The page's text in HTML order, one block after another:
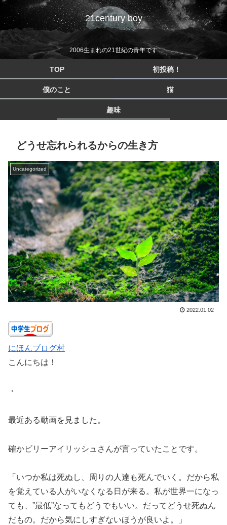
21century boy
2006生まれの21世紀の青年です
TOP 初投稿！
僕のこと 猫
趣味
どうせ忘れられるからの生き方
Uncategorized
2022.01.02
にほんブログ村
こんにちは！
・
最近ある動画を見ました。
確かビリーアイリッシュさんが言っていたことです。
「いつか私は死ぬし、周りの人達も死んでいく。だから私
を覚えている人がいなくなる日が来る。私が世界一になっ
ても、”最低”なってもどうでもいい。だってどうせ死ぬん
だもの。だから気にしすぎないほうが良いよ。」